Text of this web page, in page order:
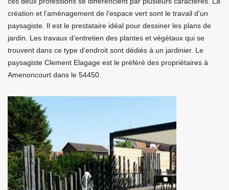
création et l’aménagement de l’espace vert sont le travail d’un
paysagiste. Il est le prestataire idéal pour dessiner les plans de
jardin. Les travaux d’entretien des plantes et végétaux qui se
trouvent dans ce type d’endroit sont dédiés à un jardinier. Le
paysagiste Clement Elagage est le préféré des propriétaires à
Amenoncourt dans le 54450.